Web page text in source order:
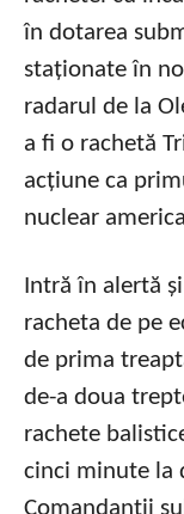
în dotarea
staționate în
radarul de la
a fi o rachetă
acțiune ca
nuclear
Intră în alertă
racheta de pe
de prima
de-a doua
rachete
cinci minute la